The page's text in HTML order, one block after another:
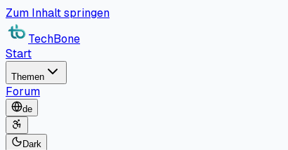
Zum Inhalt springen
TechBone
Start
Themen
Forum
de
Dark